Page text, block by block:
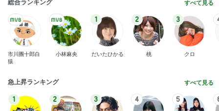
総合ランキング すべて見る
市川團十郎白
猿
小林麻央
1
だいたひかる
2
桃
3
クロ
急上昇ランキング すべて見る
1 2 3 4 5